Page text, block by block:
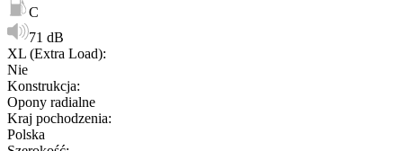
C
71 dB
XL (Extra Load):
Nie
Konstrukcja:
Opony radialne
Kraj pochodzenia:
Polska